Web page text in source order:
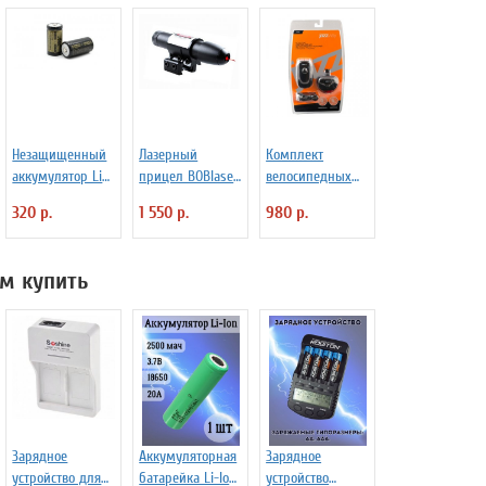
Незащищенный
аккумулятор Li-
IMR18350 850
mAh 4,2В 4.25A
320 р.
Лазерный
прицел BOBlaser
1 550 р.
Комплект
велосипедных
F/R-L07
980 р.
купить
Зарядное
устройство для
Аккумуляторная
батарейка Li-Ion
Зарядное
устройство